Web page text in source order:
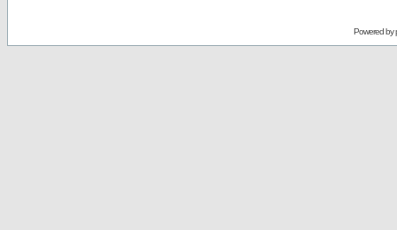
Powered by